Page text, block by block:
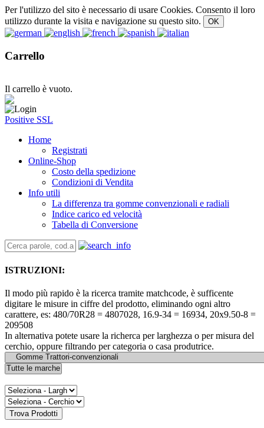
Per l'utilizzo del sito è necessario di usare Cookies. Consento il loro
utilizzo durante la visita e navigazione su questo sito.
Carrello
Il carrello è vuoto.
Positive SSL
Home
Registrati
Online-Shop
Costo della spedizione
Condizioni di Vendita
Info utili
La differenza tra gomme convenzionali e radiali
Indice carico ed velocità
Tabella di Conversione
ISTRUZIONI:
Il modo più rapido è la ricerca tramite matchcode, è sufficente
digitare le misure in ciffre del prodotto, eliminando ogni altro
carattere, es: 480/70R28 = 4807028, 16.9-34 = 16934, 20x9.50-8 =
209508
In alternativa potete usare la richerca per larghezza o per misura del
cerchio, oppure filtrando per categoria o casa produtrice.